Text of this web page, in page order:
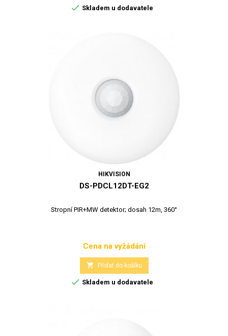
 Skladem u dodavatele
HIKVISION
DS-PDCL12DT-EG2
Stropní PIR+MW detektor; dosah 12m, 360°
Cena
Cena na vyžádání
 Přidat do košíku
 Skladem u dodavatele